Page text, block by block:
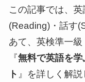
この記事では、
(Reading)・話す
あて、英検準一
『無料で英語を
ト 』を詳しく解説